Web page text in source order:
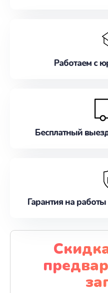
Работаем с
Бесплатный
Гарантия на